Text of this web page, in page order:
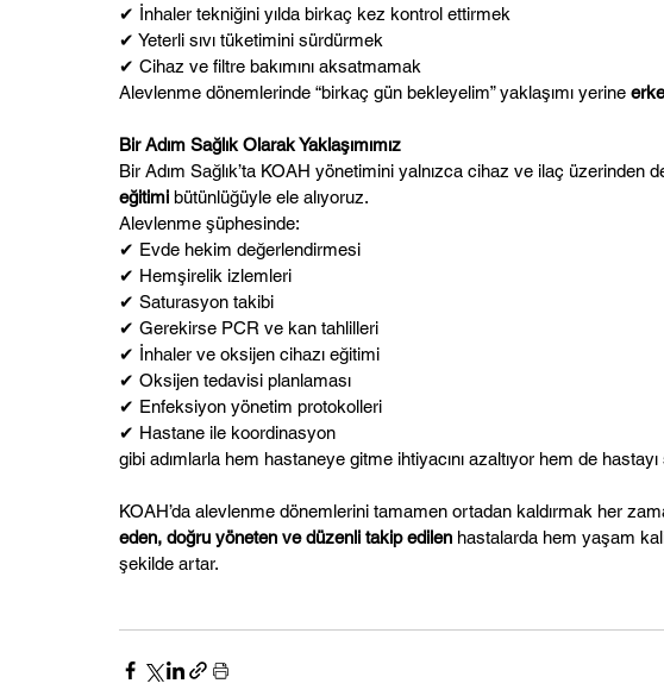
✔ İnhaler tekniğini yılda birkaç kez kontrol ettirmek
✔ Yeterli sıvı tüketimini sürdürmek
✔ Cihaz ve filtre bakımını aksatmamak
Alevlenme dönemlerinde “birkaç gün bekleyelim” yaklaşımı yerine
Bir Adım Sağlık Olarak Yaklaşımımız
Bir Adım Sağlık’ta KOAH yönetimini yalnızca cihaz ve ilaç üzerinden
eğitimi bütünlüğüyle ele alıyoruz.
Alevlenme şüphesinde:
✔ Evde hekim değerlendirmesi
✔ Hemşirelik izlemleri
✔ Saturasyon takibi
✔ Gerekirse PCR ve kan tahlilleri
✔ İnhaler ve oksijen cihazı eğitimi
✔ Oksijen tedavisi planlaması
✔ Enfeksiyon yönetim protokolleri
✔ Hastane ile koordinasyon
gibi adımlarla hem hastaneye gitme ihtiyacını azaltıyor hem de
KOAH’da alevlenme dönemlerini tamamen ortadan kaldırmak her
eden, doğru yöneten ve düzenli takip edilen hastalarda hem yaşam
şekilde artar.